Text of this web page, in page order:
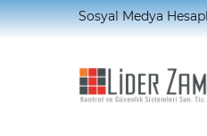
Sosyal Medya
Home Ürünler